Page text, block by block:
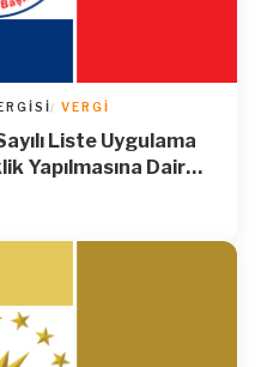
VERGI
Liste Uygulama
Yapılmasına Dair